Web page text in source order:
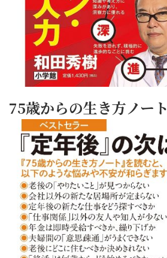
75歳からの生き方ノート